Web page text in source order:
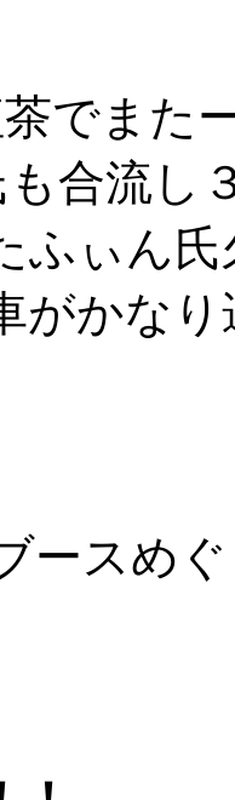
茶でまた
も合流し
ふぃん
がかな
ースめ